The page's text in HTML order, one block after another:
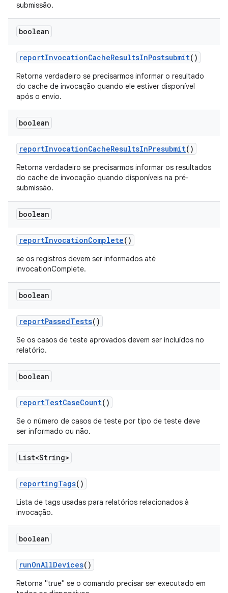
submissão.
boolean
reportInvocationCacheResultsInPostsubmit()
Retorna verdadeiro se precisarmos informar o resultado
do cache de invocação quando ele estiver disponível
após o envio.
boolean
reportInvocationCacheResultsInPresubmit()
Retorna verdadeiro se precisarmos informar os resultados
do cache de invocação quando disponíveis na pré-
submissão.
boolean
reportInvocationComplete()
se os registros devem ser informados até
invocationComplete.
boolean
reportPassedTests()
Se os casos de teste aprovados devem ser incluídos no
relatório.
boolean
reportTestCaseCount()
Se o número de casos de teste por tipo de teste deve
ser informado ou não.
List<String>
reportingTags()
Lista de tags usadas para relatórios relacionados à
invocação.
boolean
runOnAllDevices()
Retorna "true" se o comando precisar ser executado em